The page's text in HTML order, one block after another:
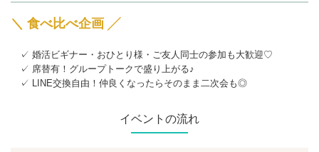
＼ 食べ比べ企画 ╱
✓ 婚活ビギナー・おひとり様・ご友人同士の参加も大歓迎♡
✓ 席替有！グループトークで盛り上がる♪
✓ LINE交換自由！仲良くなったらそのまま二次会も◎
イベントの流れ